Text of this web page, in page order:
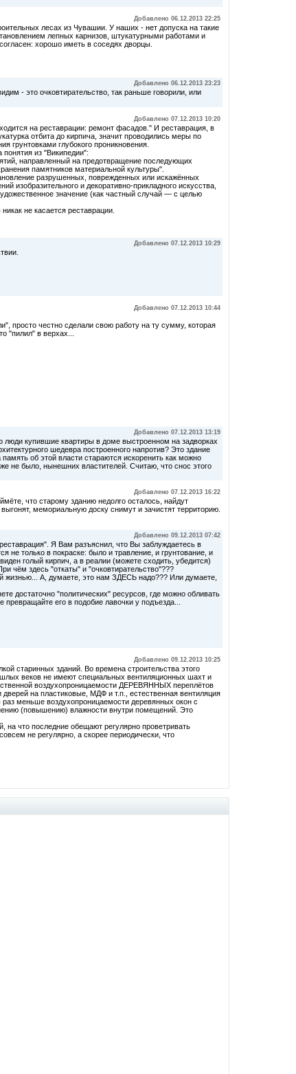
Добавлено 06.12.2013 22:25
лесах из Чувашии. У наших - нет допуска на такие
лепных карнизов, штукатурными работами и
хорошо иметь в соседях дворцы.
Добавлено 06.12.2013 23:23
- это очковтирательство, так раньше говорили, или
Добавлено 07.12.2013 10:20
на реставрации: ремонт фасадов." И реставрация, в
отбита до кирпича, значит проводились меры по
грунтовками глубокого проникновения.
из "Википедии":
направленный на предотвращение последующих
памятников материальной культуры".
разрушенных, поврежденных или искажённых
изобразительного и декоративно-прикладного искусства,
значение (как частный случай — с целью
не касается реставрации.
Добавлено 07.12.2013 10:29
Добавлено 07.12.2013 10:44
просто честно сделали свою работу на ту сумму, которая
"пилил" в верхах...
Добавлено 07.12.2013 13:19
купившие квартиры в доме выстроенном на задворках
шедевра построенного напротив? Это здание
об этой власти стараются искоренить как можно
не было, нынешних властителей. Считаю, что снос этого
Добавлено 07.12.2013 16:22
что старому зданию недолго осталось, найдут
мемориальную доску снимут и зачистят территорию.
Добавлено 09.12.2013 07:42
Я Вам разъяснил, что Вы заблуждаетесь в
не только в покраске: было и травление, и грунтование, и
голый кирпич, а в реалии (можете сходить, убедится)
чём здесь "откаты" и "очковтирательство"???
жизнью... А, думаете, это нам ЗДЕСЬ надо??? Или думаете,
достаточно "политических" ресурсов, где можно обливать
его в подобие лавочки у подъезда...
Добавлено 09.12.2013 10:25
старинных зданий. Во времена строительства этого
веков не имеют специальных вентиляционных шахт и
воздухопроницаемости ДЕРЕВЯННЫХ переплётов
на пластиковые, МДФ и т.п., естественная вентиляция
меньше воздухопроницаемости деревянных окон с
(повышению) влажности внутри помещений. Это
на что последние обещают регулярно проветривать
не регулярно, а скорее периодически, что